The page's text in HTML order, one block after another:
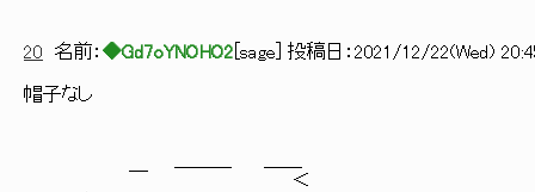
20 名前： ◆Gd7oYNOHO2 sage ] 投稿日： 2021/12/22(Wed)
帽子なし
￣ ＜